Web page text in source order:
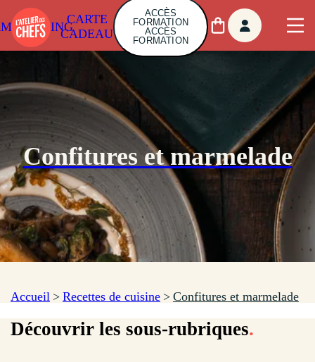
CARTE
CADEAU
ACCÈS
FORMATION
ACCÈS
FORMATION
Confitures et marmelade
Accueil > Recettes de cuisine > Confitures et marmelade
Découvrir les sous-rubriques.
Confitures de cerises
Confitures d'abricots
Salades d'orange